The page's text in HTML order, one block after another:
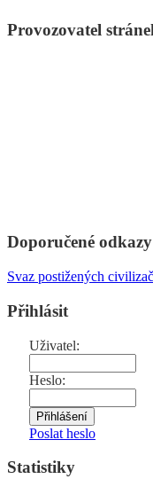
Provozovatel
Doporučené odkazy
Svaz postižených
Přihlásit
Uživatel:
Heslo:
Poslat heslo
Statistiky